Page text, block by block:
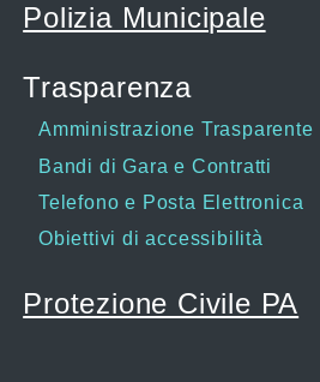
Polizia Municipale
Trasparenza
Amministrazione Trasparente
Bandi di Gara e Contratti
Telefono e Posta Elettronica
Obiettivi di accessibilità
Protezione Civile PA